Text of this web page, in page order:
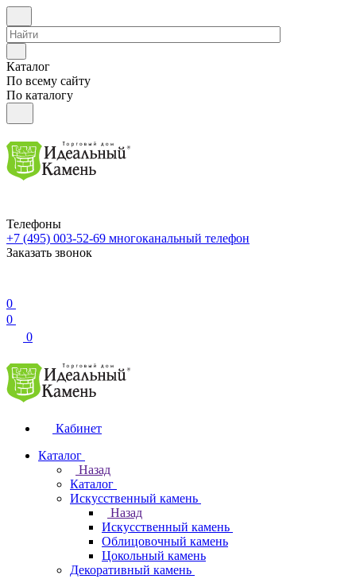
Каталог
По всему сайту
По каталогу
Телефоны
+7 (495) 003-52-69 многоканальный телефон
Заказать звонок
0
0
0
Кабинет
Каталог
Назад
Каталог
Искусственный камень
Назад
Искусственный камень
Облицовочный камень
Цокольный камень
Декоративный камень